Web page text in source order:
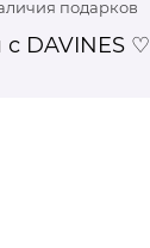
подарков
DAVINES ♡